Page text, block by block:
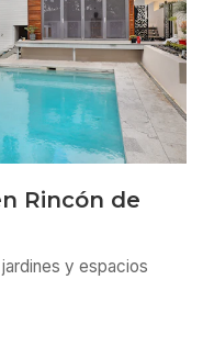
Rincón de
y espacios